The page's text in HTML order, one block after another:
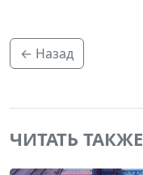
← Назад
ЧИТАТЬ ТАКЖЕ